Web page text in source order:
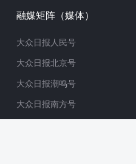
融媒矩阵（媒体）
大众日报人民号
大众日报北京号
大众日报潮鸣号
大众日报南方号